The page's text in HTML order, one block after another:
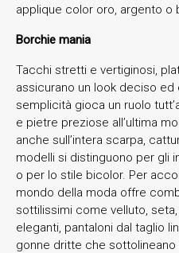
applique color oro, argento o
Borchie mania
Tacchi stretti e vertiginosi,
assicurano un look deciso
semplicità gioca un ruolo
e pietre preziose all’ultima
anche sull’intera scarpa,
modelli si distinguono per gli
o per lo stile bicolor. Per
mondo della moda offre
sottilissimi come velluto,
eleganti, pantaloni dal taglio
gonne dritte che sottolineano